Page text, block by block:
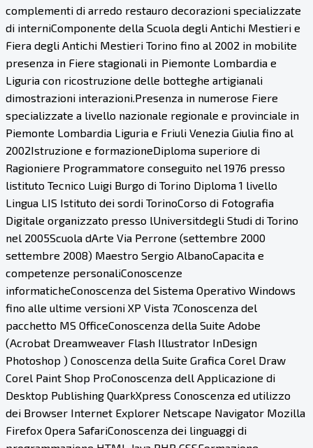
complementi di arredo restauro decorazioni specializzate
di interniComponente della Scuola degli Antichi Mestieri e
Fiera degli Antichi Mestieri Torino fino al 2002 in mobilite
presenza in Fiere stagionali in Piemonte Lombardia e
Liguria con ricostruzione delle botteghe artigianali
dimostrazioni interazioni.Presenza in numerose Fiere
specializzate a livello nazionale regionale e provinciale in
Piemonte Lombardia Liguria e Friuli Venezia Giulia fino al
2002Istruzione e formazioneDiploma superiore di
Ragioniere Programmatore conseguito nel 1976 presso
listituto Tecnico Luigi Burgo di Torino Diploma 1 livello
Lingua LIS Istituto dei sordi TorinoCorso di Fotografia
Digitale organizzato presso lUniversitdegli Studi di Torino
nel 2005Scuola dArte Via Perrone (settembre 2000
settembre 2008) Maestro Sergio AlbanoCapacita e
competenze personaliConoscenze
informaticheConoscenza del Sistema Operativo Windows
fino alle ultime versioni XP Vista 7Conoscenza del
pacchetto MS OfficeConoscenza della Suite Adobe
(Acrobat Dreamweaver Flash Illustrator InDesign
Photoshop ) Conoscenza della Suite Grafica Corel Draw
Corel Paint Shop ProConoscenza dell Applicazione di
Desktop Publishing QuarkXpress Conoscenza ed utilizzo
dei Browser Internet Explorer Netscape Navigator Mozilla
Firefox Opera SafariConoscenza dei linguaggi di